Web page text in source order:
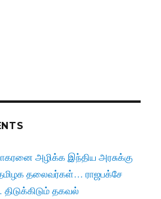
அழிக்க இந்திய அரசுக்கு
தலைவர்கள்… ராஜபக்சே
தகவல்